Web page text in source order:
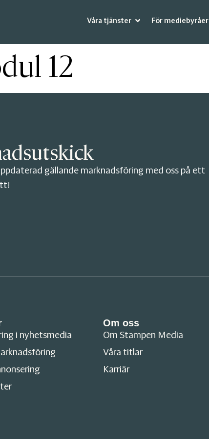
Våra tjänster För mediebyråer
12
gällande marknadsföring med oss på ett
i nyhetsmedia
Om oss
Om Stampen Media
Våra titlar
Karriär